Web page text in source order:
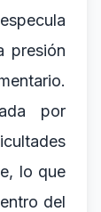
presión
por
lo que
del